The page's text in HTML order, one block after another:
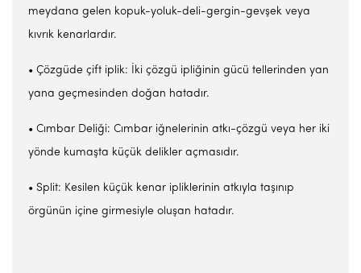
meydana gelen kopuk-yoluk-deli-gergin-gevşek veya
kıvrık kenarlardır.
• Çözgüde çift iplik: İki çözgü ipliğinin gücü tellerinden yan
yana geçmesinden doğan hatadır.
• Cımbar Deliği: Cımbar iğnelerinin atkı-çözgü veya her iki
yönde kumaşta küçük delikler açmasıdır.
• Split: Kesilen küçük kenar ipliklerinin atkıyla taşınıp
örgünün içine girmesiyle oluşan hatadır.